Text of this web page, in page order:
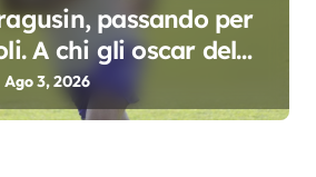
passando per
A chi gli oscar del
Ago 3, 2026